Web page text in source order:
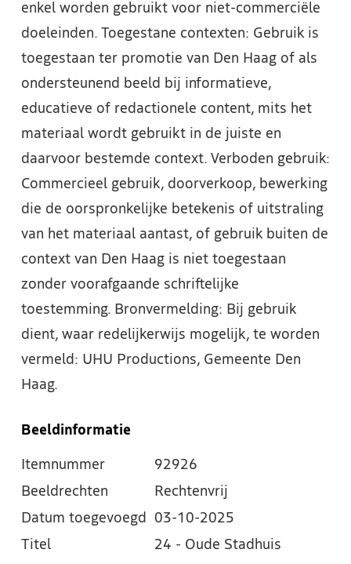
enkel worden gebruikt voor niet-commerciële
doeleinden. Toegestane contexten: Gebruik is
toegestaan ter promotie van Den Haag of als
ondersteunend beeld bij informatieve,
educatieve of redactionele content, mits het
materiaal wordt gebruikt in de juiste en
daarvoor bestemde context. Verboden gebruik:
Commercieel gebruik, doorverkoop, bewerking
die de oorspronkelijke betekenis of uitstraling
van het materiaal aantast, of gebruik buiten de
context van Den Haag is niet toegestaan
zonder voorafgaande schriftelijke
toestemming. Bronvermelding: Bij gebruik
dient, waar redelijkerwijs mogelijk, te worden
vermeld: UHU Productions, Gemeente Den
Haag.
Beeldinformatie
Itemnummer
92926
Beeldrechten
Rechtenvrij
Datum toegevoegd
03-10-2025
Titel
24 - Oude Stadhuis